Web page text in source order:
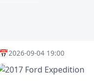
📅2026-09-04 19:00